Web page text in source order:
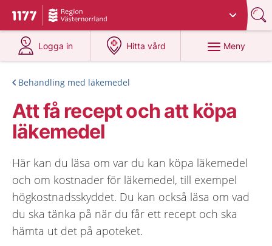
Till startsidan för 1177
Du har valt region
Logga in
på 1177.se
Hitta vård
på 1177.se
Meny
Behandling med läkemedel
Att få recept och att köpa
läkemedel
Här kan du läsa om var du kan köpa läkemedel
och om kostnader för läkemedel, till exempel
högkostnadsskyddet. Du kan också läsa om vad
du ska tänka på när du får ett recept och ska
hämta ut det på apoteket.